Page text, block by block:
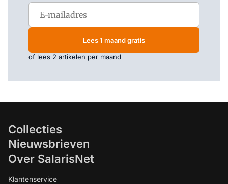
Lees 1 maand gratis
of lees 2 artikelen per maand
Collecties
Nieuwsbrieven
Over SalarisNet
Klantenservice